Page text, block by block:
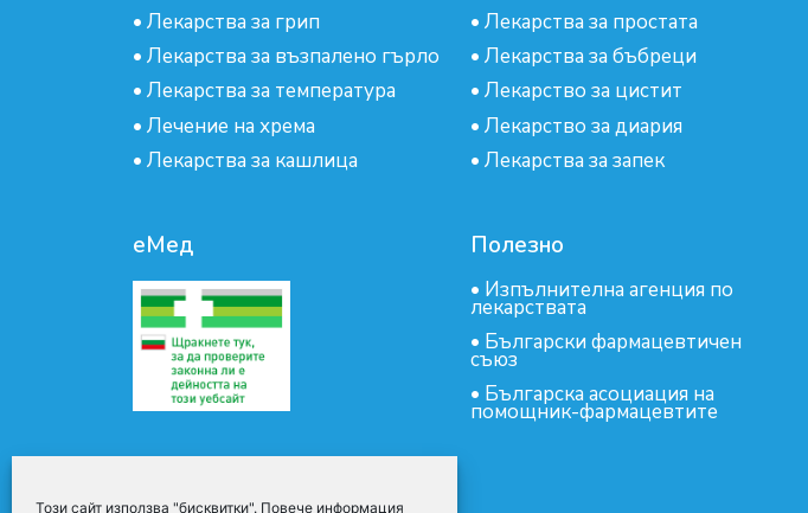
Този сайт използва "бисквитки". Повече информация
• Лекарства за грип
• Лекарства за възпалено гърло
• Лекарства за температура
• Лечение на хрема
• Лекарства за кашлица
• Лекарства за простата
• Лекарства за бъбреци
• Лекарство за цистит
• Лекарство за диария
• Лекарства за запек
еМед Полезно
• Изпълнителна агенция по
лекарствата
• Български фармацевтичен
съюз
• Българска асоциация на
помощник-фармацевтите